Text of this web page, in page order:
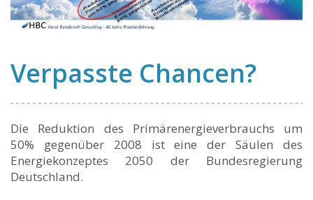
Verpasste Chancen?
Die Reduktion des Primärenergieverbrauchs um
50% gegenüber 2008 ist eine der Säulen des
Energiekonzeptes 2050 der Bundesregierung
Deutschland.